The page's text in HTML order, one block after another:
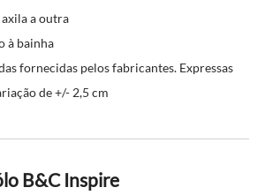
a outra
à bainha
fornecidas pelos fabricantes. Expressas
de +/- 2,5 cm
B&C Inspire